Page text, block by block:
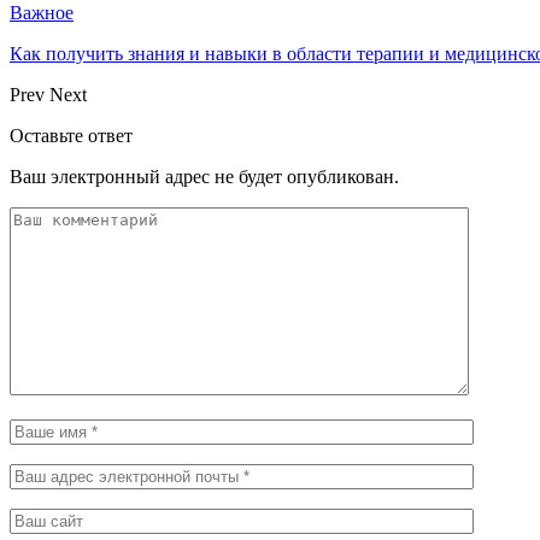
Важное
Как получить знания и навыки в области терапии и
Prev Next
Оставьте ответ
Ваш электронный адрес не будет опубликован.